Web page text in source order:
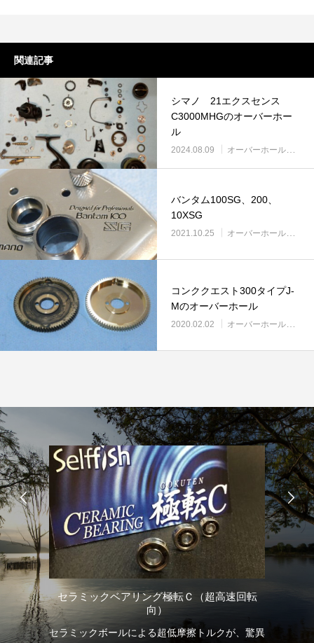
2026.01.01 2025.05.16
リールオーバーホール「マスタープログラ
ム」
2023.03.21
（第22回）コラム
2023.02.06
関連記事
シマノ 21エクスセンス
C3000MHGのオーバーホー
ル
2024.08.09 オーバーホール実例
バンタム100SG、200、
10XSG
2021.10.25 オーバーホール実例
コンククエスト300タイプJ-
Mのオーバーホール
2020.02.02 オーバーホール実例
セラミックベアリング極転Ｃ（超高速回転
向）
セラミックボールによる超低摩擦トルクが、驚異